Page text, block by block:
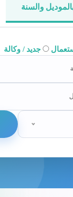
والسنة
جديد / وكالة